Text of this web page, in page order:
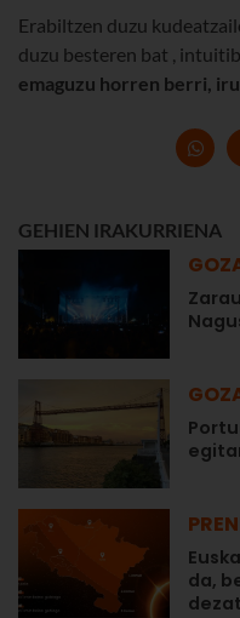
Erabiltzen duzu
duzu besteren bat ,
emaguzu horren berri,
GEHIEN IRAKURRIENA
da,